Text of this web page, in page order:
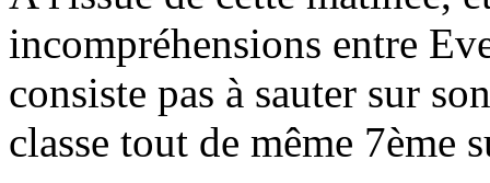
incompréhensions entre
consiste pas à sauter sur
classe tout de même 7ème